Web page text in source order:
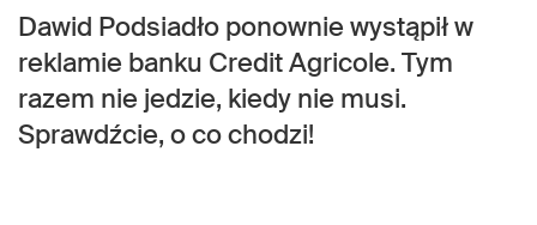
Dawid Podsiadło ponownie wystąpił w
reklamie banku Credit Agricole. Tym
razem nie jedzie, kiedy nie musi.
Sprawdźcie, o co chodzi!